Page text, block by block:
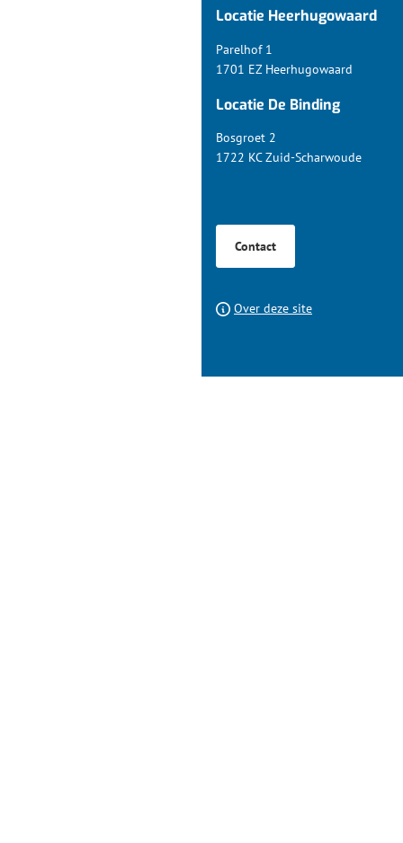
het
begin
van
paginainhoud
Locatie Heerhugowaard
Parelhof 1
1701 EZ Heerhugowaard
Locatie De Binding
Bosgroet 2
1722 KC Zuid-Scharwoude
Contact
Over deze site